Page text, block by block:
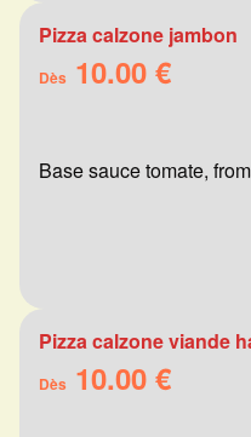
Pizza calzone jambon
Dès 10.00 €
Base sauce tomate,
Pizza calzone viande
Dès 10.00 €